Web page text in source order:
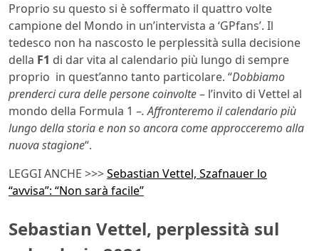
Proprio su questo si è soffermato il quattro volte
campione del Mondo in un’intervista a ‘GPfans’. Il
tedesco non ha nascosto le perplessità sulla decisione
della F1 di dar vita al calendario più lungo di sempre
proprio in quest’anno tanto particolare. “Dobbiamo
prenderci cura delle persone coinvolte– l’invito di Vettel al
mondo della Formula 1 –. Affronteremo il calendario più
lungo della storia e non so ancora come approcceremo alla
nuova stagione“.
LEGGI ANCHE >>>Sebastian Vettel, Szafnauer lo
“avvisa”: “Non sarà facile”
Sebastian Vettel, perplessità sul